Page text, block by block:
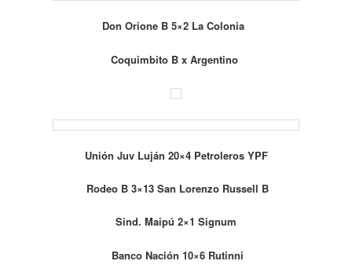
Don Orione B 5×2 La Colonia
Coquimbito B x Argentino
Unión Juv Luján 20×4 Petroleros YPF
Rodeo B 3×13 San Lorenzo Russell B
Sind. Maipú 2×1 Signum
Banco Nación 10×6 Rutinni